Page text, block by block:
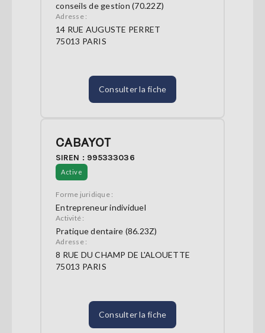
conseils de gestion (70.22Z)
Adresse :
14 RUE AUGUSTE PERRET
75013 PARIS
Consulter la fiche
CABAYOT
SIREN : 995333036
Active
Forme juridique :
Entrepreneur individuel
Activité :
Pratique dentaire (86.23Z)
Adresse :
8 RUE DU CHAMP DE L'ALOUETTE
75013 PARIS
Consulter la fiche